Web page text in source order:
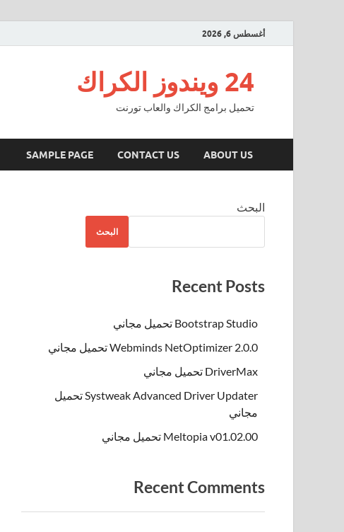
أغسطس 6, 2026
24 ويندوز الكراك
تحميل برامج الكراك والعاب تورنت
ABOUT US
CONTACT US
SAMPLE PAGE
البحث
البحث
Recent Posts
Bootstrap Studio تحميل مجاني
Webminds NetOptimizer 2.0.0 تحميل مجاني
DriverMax تحميل مجاني
Systweak Advanced Driver Updater تحميل
مجاني
Meltopia v01.02.00 تحميل مجاني
Recent Comments